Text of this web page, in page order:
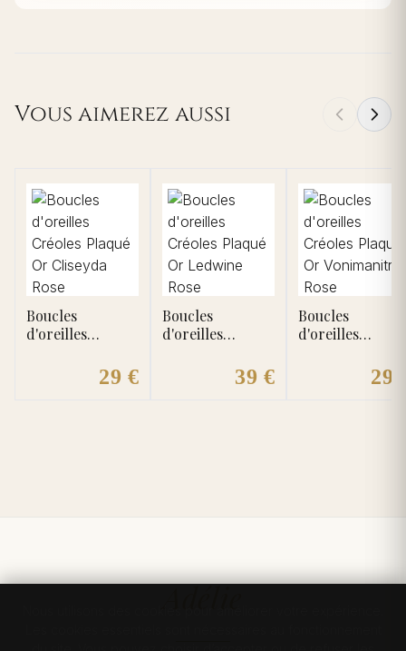
Vous aimerez aussi
Boucles
d'oreilles
Or Cliseyda Rose
29 €
Boucles
d'oreilles
Or Ledwine Rose
39 €
Boucles
d'oreilles
Or Vonimanitra
29
Adélie